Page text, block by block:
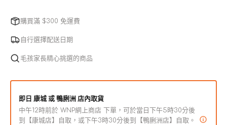
法
使
用
凍
人
類
用
級
羊
肉
人
類
用
級
羊
肉
購買滿 $300 免運費
自行選擇配送日期
毛孩家長精心挑選的商品
即日 康城 或 鴨脷洲 店內取貨
中午12時前於 WNP網上商店 下單，可於當日下午5時30分後
到【康城店】自取，或下午3時30分後到【鴨脷洲店】自取。